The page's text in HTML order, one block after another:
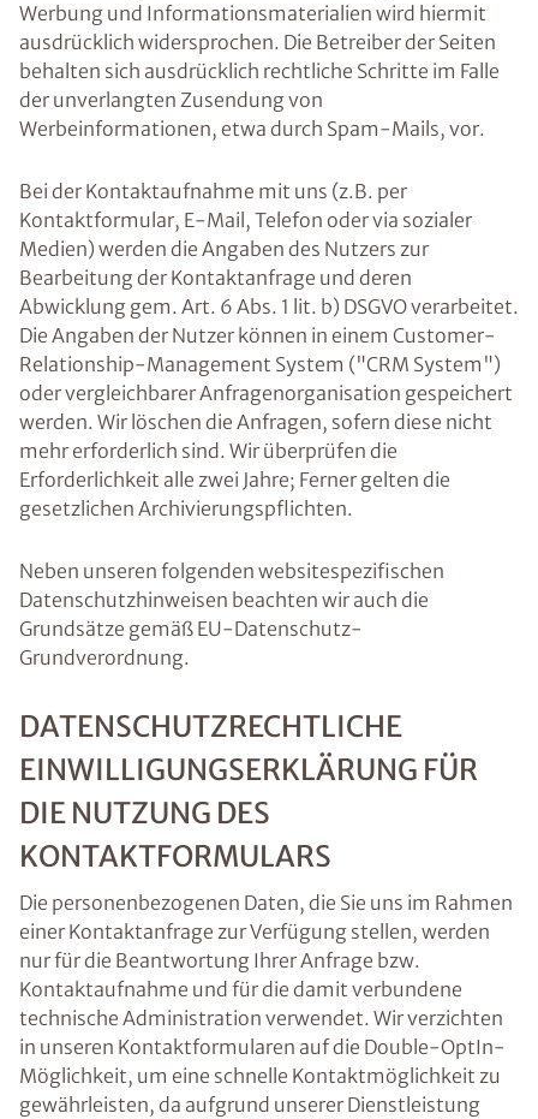
Werbung und Informationsmaterialien wird hiermit
ausdrücklich widersprochen. Die Betreiber der Seiten
behalten sich ausdrücklich rechtliche Schritte im Falle
der unverlangten Zusendung von
Werbeinformationen, etwa durch Spam-Mails, vor.
Bei der Kontaktaufnahme mit uns (z.B. per
Kontaktformular, E-Mail, Telefon oder via sozialer
Medien) werden die Angaben des Nutzers zur
Bearbeitung der Kontaktanfrage und deren
Abwicklung gem. Art. 6 Abs. 1 lit. b) DSGVO verarbeitet.
Die Angaben der Nutzer können in einem Customer-
Relationship-Management System ("CRM System")
oder vergleichbarer Anfragenorganisation gespeichert
werden. Wir löschen die Anfragen, sofern diese nicht
mehr erforderlich sind. Wir überprüfen die
Erforderlichkeit alle zwei Jahre; Ferner gelten die
gesetzlichen Archivierungspflichten.
Neben unseren folgenden websitespezifischen
Datenschutzhinweisen beachten wir auch die
Grundsätze gemäß EU-Datenschutz-
Grundverordnung.
DATENSCHUTZRECHTLICHE
EINWILLIGUNGSERKLÄRUNG FÜR
DIE NUTZUNG DES
KONTAKTFORMULARS
Die personenbezogenen Daten, die Sie uns im Rahmen
einer Kontaktanfrage zur Verfügung stellen, werden
nur für die Beantwortung Ihrer Anfrage bzw.
Kontaktaufnahme und für die damit verbundene
technische Administration verwendet. Wir verzichten
in unseren Kontaktformularen auf die Double-OptIn-
Möglichkeit, um eine schnelle Kontaktmöglichkeit zu
gewährleisten, da aufgrund unserer Dienstleistung